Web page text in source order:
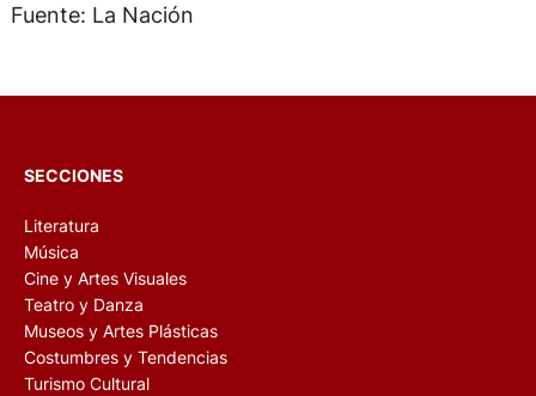
Fuente: La Nación
SECCIONES
Literatura
Música
Cine y Artes Visuales
Teatro y Danza
Museos y Artes Plásticas
Costumbres y Tendencias
Turismo Cultural